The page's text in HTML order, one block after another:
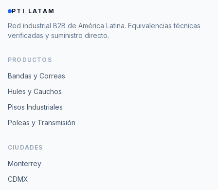
PTI LATAM
Red industrial B2B de América Latina. Equivalencias técnicas
verificadas y suministro directo.
PRODUCTOS
Bandas y Correas
Hules y Cauchos
Pisos Industriales
Poleas y Transmisión
CIUDADES
Monterrey
CDMX